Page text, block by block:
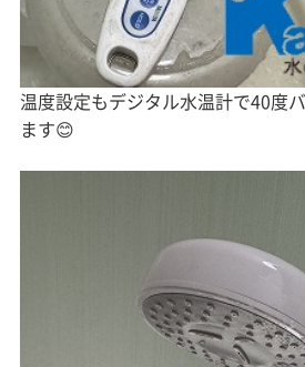
温度設定もデジタル水温計で40度
ます😊